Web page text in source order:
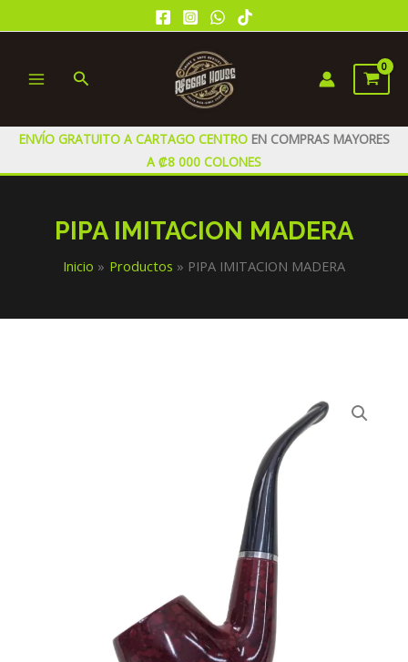
al
MENU
Buscar
ENVÍO GRATUITO A CARTAGO CENTRO EN COMPRAS MAYORES
A ₡8 000 COLONES
PIPA IMITACION MADERA
Inicio Productos PIPA IMITACION MADERA